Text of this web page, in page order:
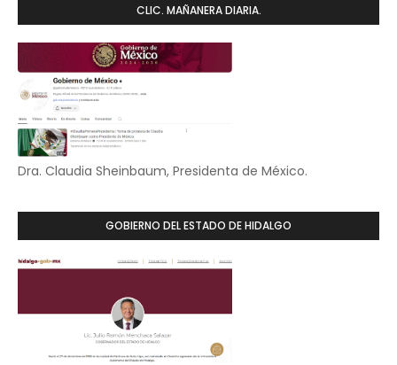
CLIC. MAÑANERA DIARIA.
Dra. Claudia Sheinbaum, Presidenta de México.
GOBIERNO DEL ESTADO DE HIDALGO